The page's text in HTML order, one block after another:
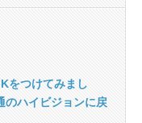
をつけてみまし
のハイビジョンに戻